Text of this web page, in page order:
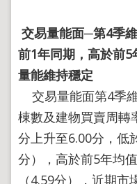
導
覽
頁
English
陳
交易量能面─第4季
前1年同期，高於前5
量能維持穩定
交易量能面第4季
棟數及建物買賣周轉
分上升至6.00分，低
分），高於前5年均
（4.59分），近期